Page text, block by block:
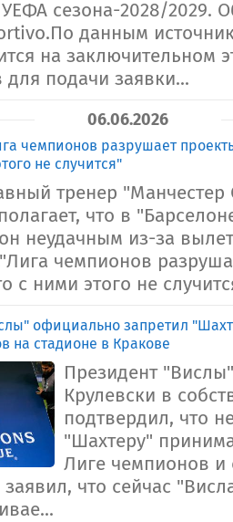
сезона-2028/2029.
данным
на заключительном
для подачи заявки...
06.06.2026
чемпионов разрушает
не случится"
тренер "Манчестер
что в
неудачным из-за
чемпионов
с ними этого не
официально запретил
на стадионе в Кракове
Президент
Крулевски в
подтвердил, что
"Шахтеру"
Лиге чемпионов и
что сейчас